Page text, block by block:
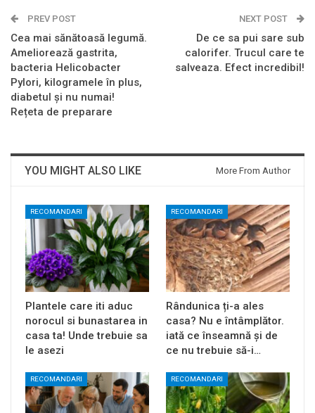
PREV POST
Cea mai sănătoasă legumă.
Ameliorează gastrita,
bacteria Helicobacter
Pylori, kilogramele în plus,
diabetul și nu numai!
Rețeta de preparare
NEXT POST
De ce sa pui sare sub
calorifer. Trucul care te
salveaza. Efect incredibil!
YOU MIGHT ALSO LIKE More From Author
RECOMANDARI
Plantele care iti aduc
norocul si bunastarea in
casa ta! Unde trebuie sa
le asezi
RECOMANDARI
Rândunica ți-a ales
casa? Nu e întâmplător.
iată ce înseamnă și de
ce nu trebuie să-i…
RECOMANDARI RECOMANDARI